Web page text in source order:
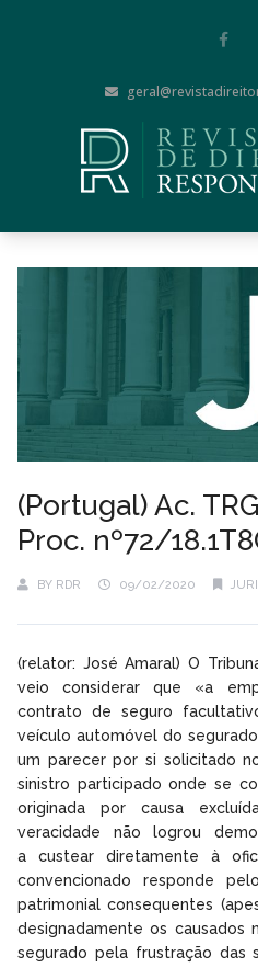
(Portugal) Ac.
Proc. nº72/
BY RDR 09/02/2020
(relator: José Amaral) O
veio considerar que «a
contrato de seguro
veículo automóvel do
um parecer por si solicitado
sinistro participado onde se
originada por causa
veracidade não logrou
a custear diretamente à
convencionado responde
patrimonial consequentes
designadamente os causados
segurado pela frustração das